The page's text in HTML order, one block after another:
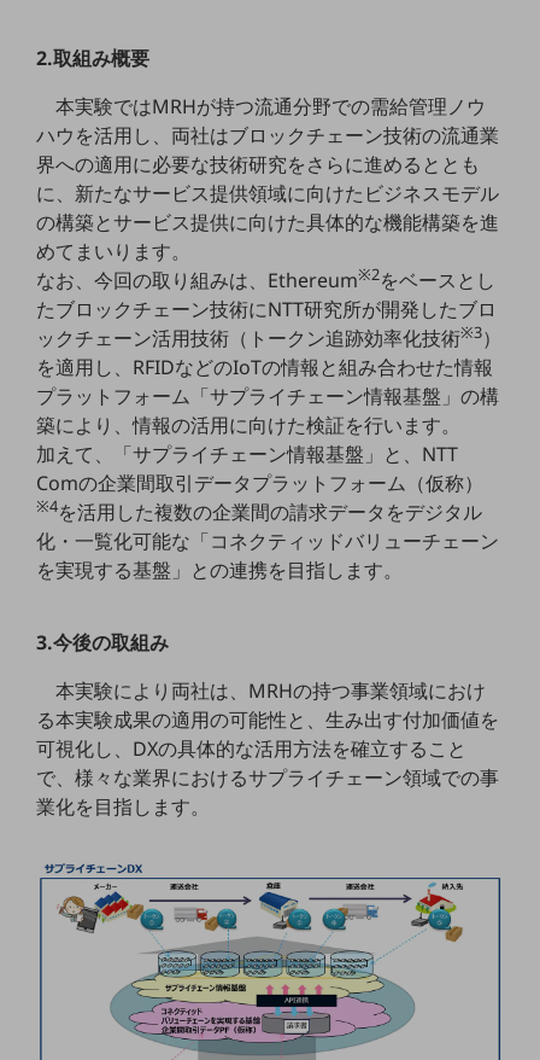
製造・建設業
キーワードで探す
モバイルTOP
法人向けスマホ・携帯に関する、
おすすめの機種、料金やサービスをご紹介
製品
製品TOP
ビジネス向けスマートフォン
タフネススマートフォン
データ通信製品
ドコモケータイ
5G対応ホームルーター
通信モジュール製品
衛星携帯電話
料金
ドコモBiz データ無制限 ドコモ MAX ドコモ mini ドコモBiz かけ放題
ケータイプラン
5Gデータプラス
IoT向け回線料金
端末の一元管理
2.取組み概要
本実験ではMRHが持つ流通分野での需給管理ノウ
ハウを活用し、両社はブロックチェーン技術の流通業
界への適用に必要な技術研究をさらに進めるととも
に、新たなサービス提供領域に向けたビジネスモデル
の構築とサービス提供に向けた具体的な機能構築を進
めてまいります。
なお、今回の取り組みは、Ethereum※2をベースとし
たブロックチェーン技術にNTT研究所が開発したブロ
ックチェーン活用技術（トークン追跡効率化技術※3）
を適用し、RFIDなどのIoTの情報と組み合わせた情報
プラットフォーム「サプライチェーン情報基盤」の構
築により、情報の活用に向けた検証を行います。
加えて、「サプライチェーン情報基盤」と、NTT
Comの企業間取引データプラットフォーム（仮称）
※4を活用した複数の企業間の請求データをデジタル
化・一覧化可能な「コネクティッドバリューチェーン
を実現する基盤」との連携を目指します。
3.今後の取組み
本実験により両社は、MRHの持つ事業領域におけ
る本実験成果の適用の可能性と、生み出す付加価値を
可視化し、DXの具体的な活用方法を確立すること
で、様々な業界におけるサプライチェーン領域での事
業化を目指します。